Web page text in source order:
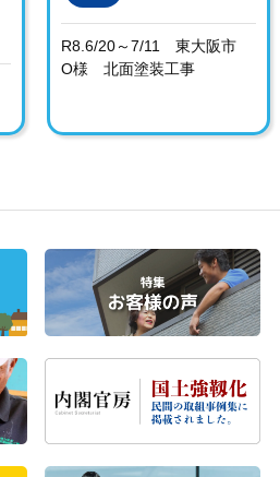
R8.6/20～7/11 東大阪市
O様 北面塗装工事